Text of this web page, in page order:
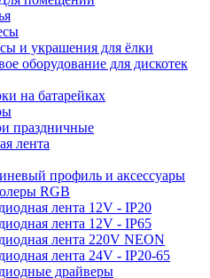
и украшения для ёлки
оборудование для дискотек
на батарейках
праздничные
лента
профиль и аксессуары
RGB
лента 12V - IP20
лента 12V - IP65
лента 220V NEON
лента 24V - IP20-65
драйверы